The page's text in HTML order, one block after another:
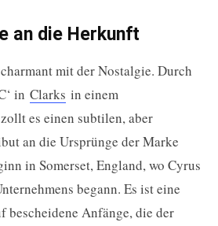
an die Herkunft
mit der Nostalgie. Durch
in Clarks in einem
es einen subtilen, aber
an die Ursprünge der Marke
in Somerset, England, wo Cyrus
begann. Es ist eine
bescheidene Anfänge, die der